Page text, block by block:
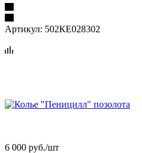
Артикул: 502КЕ028302
6 000 руб./шт